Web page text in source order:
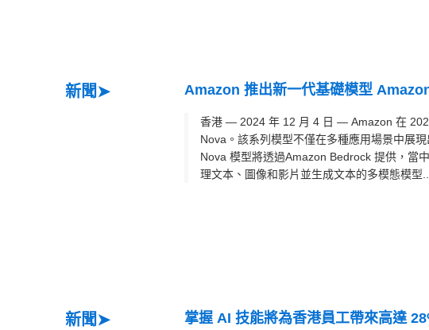
新聞➤ Amazon 推出新一代基礎模型
香港 — 2024 年 12 月 4 日 — Amazon 在
Nova。該系列模型不僅在多種應用場景中展
Nova 模型將透過Amazon Bedrock 提供，當
理文本、圖像和影片並生成文本的多模態模型...
新聞➤ 掌握 AI 技能將為香港員工帶來高達